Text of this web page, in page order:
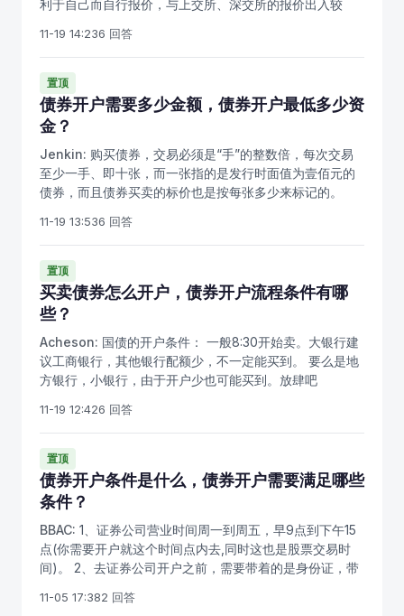
利于自己而自行报价，与上交所、深交所的报价出入较
不划算。如果是通过证券公司开户，开户费各家公司有所
不同，如申银万国是55元，然后捆绑一张银行卡，开通第
三方托管业务，就可以直接通过交易软件在交易所报价和
买卖了，这样的自主权要大得多，选择的品种很很多。
11-19 14:236 回答
置顶
债券开户需要多少金额，债券开户最低多少资
金？
Jenkin: 购买债券，交易必须是“手”的整数倍，每次交易
至少一手、即十张，而一张指的是发行时面值为壹佰元的
债券，而且债券买卖的标价也是按每张多少来标记的。
11-19 13:536 回答
置顶
买卖债券怎么开户，债券开户流程条件有哪
些？
Acheson: 国债的开户条件： 一般8:30开始卖。大银行建
议工商银行，其他银行配额少，不一定能买到。 要么是地
方银行，小银行，由于开户少也可能买到。放肆吧
无本（如工商银行），有的银行要软卡再关联这呗软卡开
一本国债的本（上海银行），中国银行是有张硬卡然后关
联个国债的本。建议再购买之日前一天先去吧准备工作做
好本什么都开好。这样第二天买的时候能节约时间。 购买
债券开户条件开户程序： 1．投资者委托证券商买卖债券，
签订开户契约，填写开户有关内容，明确经纪商与委托人
之间的权利和义务。 2．证券商通过它在证券交易所内的
代表人或代理人，按照委托条件实施债券买卖业务。 3．
办理成交后的手续。成交后，经纪人应于成交的当日，填
制买卖报告书，通知委托人(投资人)按时将交割的款项或
交割的债券交付委托经纪商。 4．经纪商核对交易记录，
11-19 12:426 回答
置顶
债券开户条件是什么，债券开户需要满足哪些
条件？
BBAC: 1、证券公司营业时间周一到周五，早9点到下午15
点(你需要开户就这个时间点内去,同时这也是股票交易时
间)。 2、去证券公司开户之前，需要带着的是身份证，带
不同(几十元左右吧)。 3、证券公司一般选择离家近的即
11-05 17:382 回答